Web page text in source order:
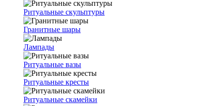
Ритуальные скульптуры
Гранитные шары
Лампады
Ритуальные вазы
Ритуальные кресты
Ритуальные скамейки